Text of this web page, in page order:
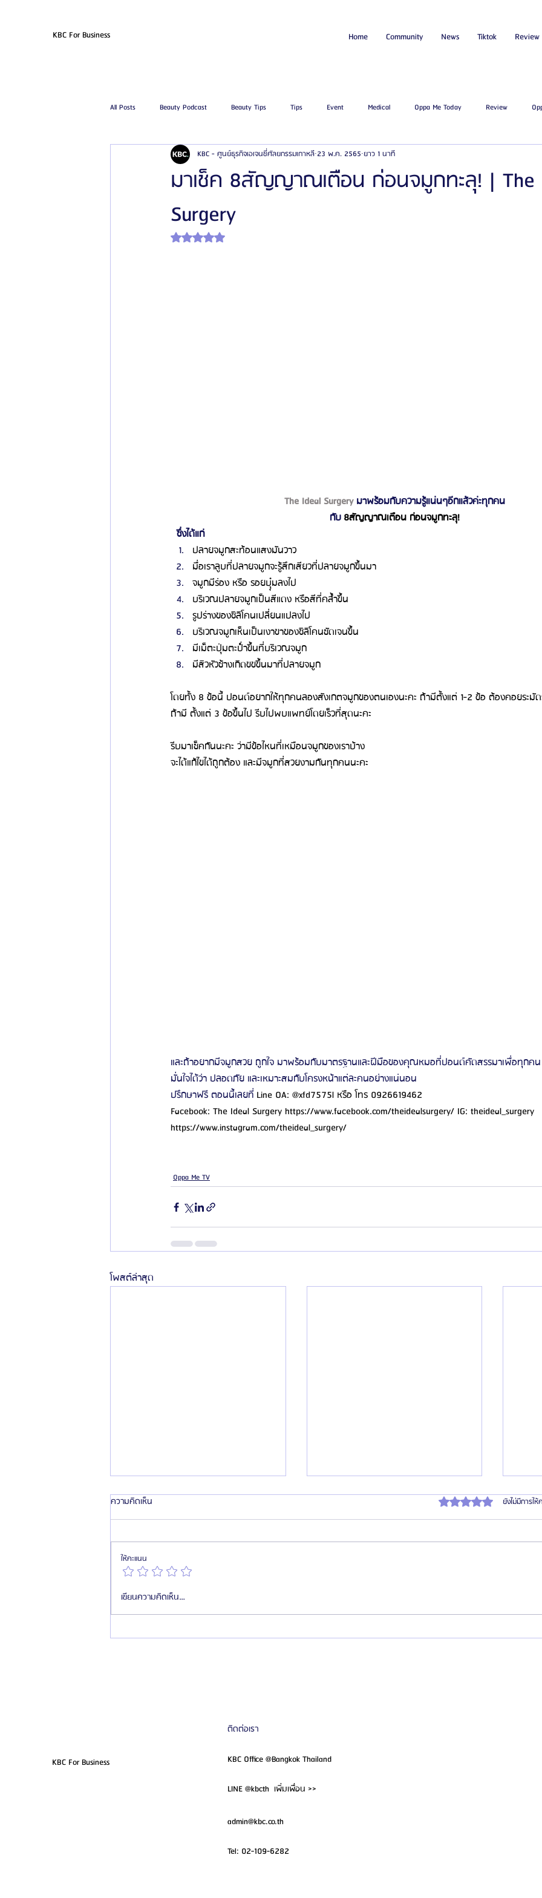
Home Community News Tiktok Review
KBC For Business
All Posts Beauty Podcast Beauty Tips Tips Event Medical Oppa Me Today Review
รีวิวศัลยกรรมฉีดไขมัน รีวิวศัลยกรรมดูดไขมัน โรงพยาบาลศัลยกรรมเอท็อป
โรงพยาบาลศัลยกรรมเฟรช
มาเช็ค 8สัญญาณเตือน ก่อนจมูกทะลุ! | The
Surgery
KBC - ศูนย์ธุรกิจเอเจนซี่ศัลยกรรมเกาหลี 23 พ.ค. 2565 ยาว 1 นาที
ได้รับ NaN เต็ม 5 ดาว
The Ideal Surgery มาพร้อมกับความรู้แน่นๆอีกแล้วค่ะทุกคน
กับ 8สัญญาณเตือน ก่อนจมูกทะลุ!
ซึ่งได้แก่
ปลายจมูกสะท้อนแสงมันวาว
มื่อเราลูบที่ปลายจมูกจะรู้สึกเสียวที่ปลายจมูกขึ้นมา
จมูกมีร่อง หรือ รอยบุุ๋มลงไป
บริเวณปลายจมูกเป็นสีแดง หรือสีที่คล้ำขึ้น
รูปร่างของซิลิโคนเปลี่ยนแปลงไป
บริเวณจมูกเห็นเป็นเงาขาของซิลิโคนชัดเจนขึ้น
มีเม็ตะปุ่มตะป่ำขึ้นที่บริเวณจมูก
มีสิวหัวช้างเกิดขขขึ้นมาที่ปลายจมูก
โดยทั้ง 8 ข้อนี้ ปอนด์อยากให้ทุกคนลองสังเกตจมูกของตนเองนะคะ ถ้ามีตั้งแต่ 1-2 ข้อ ต้องคอยระมัด
ถ้ามี ตั้งแต่ 3 ข้อขึ้นไป รีบไปพบแพทย์โดยเร็วที่สุดนะคะ
รีบมาเช็คกันนะคะ ว่ามีข้อไหนที่เหมือนจมูกของเราบ้าง
จะได้แก้ไขได้ถูกต้อง และมีจมูกที่สวยงามกันทุกคนนะคะ
และถ้าอยากมีจมูกสวย ถูกใจ มาพร้อมกับมาตรฐานและฝีมือของคุณหมอที่ปอนด์คัดสรรมาเพื่อทุกคน
มั่นใจได้ว่า ปลอดภัย และเหมาะสมกับโครงหน้าแต่ละคนอย่างแน่นอน
ปรึกษาฟรี ตอนนี้เลยที่ Line OA: @xfd7575l หรือ โทร 0926619462
Facebook: The Ideal Surgery https://www.facebook.com/theidealsurgery/ IG: theideal_surgery
https://www.instagram.com/theideal_surgery/
Oppa Me TV
โพสต์ล่าสุด
สมัครตัวแทน "เอเจนซี่ศัลยกรรมจีน" เท
รนด์โอกาสสร้างรายได้สูงในตลาด
พร้อมเปรียบเทียบคุณสมบัติแต่ละตัว
ความคิดเห็น ได้รับ 0 เต็ม 5 ดาวยังไม่มีการให้
ให้คะแนน
เขียนความคิดเห็น…
KBC For Business
ติดต่อเรา
KBC Office @Bangkok Thailand
LINE @kbcth เพิ่มเพื่อน >>
admin@kbc.co.th
Tel: 02-109-6282